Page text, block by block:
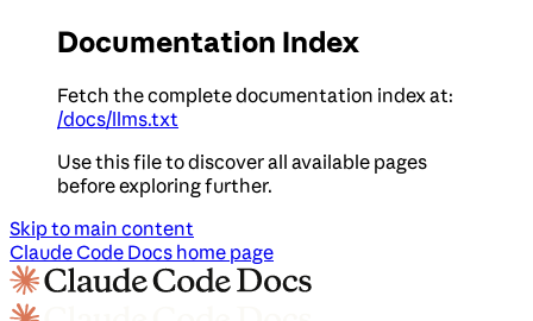
Documentation Index
Fetch the complete documentation index at:
/docs/llms.txt
Use this file to discover all available pages
before exploring further.
Skip to main content
Claude Code Docs home page